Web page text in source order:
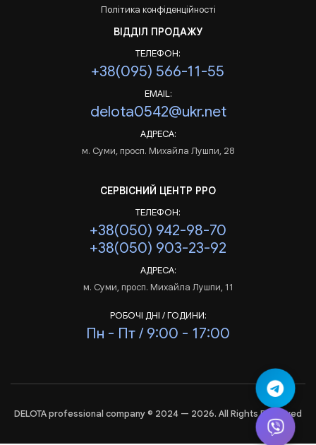
Політика конфіденційності
ВІДДІЛ ПРОДАЖУ
ТЕЛЕФОН:
+38(095) 566-11-55
EMAIL:
delota0542@ukr.net
АДРЕСА:
м. Суми, просп. Михайла Лушпи, 28
СЕРВІСНИЙ ЦЕНТР РРО
ТЕЛЕФОН:
+38(050) 942-98-70
+38(050) 903-23-92
АДРЕСА:
м. Суми, просп. Михайла Лушпи, 11
РОБОЧІ ДНІ / ГОДИНИ:
Пн - Пт / 9:00 - 17:00
DELOTA professional company © 2024 — 2026. All Rights Reserved